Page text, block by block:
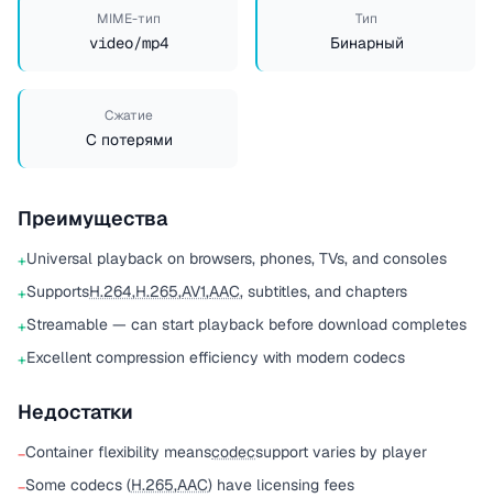
MIME-тип
video/mp4
Тип
Бинарный
Сжатие
С потерями
Преимущества
+Universal playback on browsers, phones, TVs, and consoles
+SupportsH.264,H.265,AV1,AAC, subtitles, and chapters
+Streamable — can start playback before download completes
+Excellent compression efficiency with modern codecs
Недостатки
−Container flexibility meanscodecsupport varies by player
−Some codecs (H.265,AAC) have licensing fees